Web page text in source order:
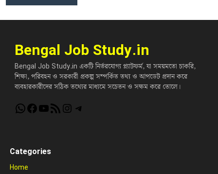
Bengal Job Study.in
Bengal Job Study.in একটি নির্ভরযোগ্য প্ল্যাটফর্ম, যা সময়মতো চাকরি,
শিক্ষা, পরিবহন ও সরকারী প্রকল্প সম্পর্কিত তথ্য ও আপডেট প্রদান করে
ব্যবহারকারীদের সঠিক তথ্যের মাধ্যমে সচেতন ও সক্ষম করে তোলে।
WhatsApp
Facebook
YouTube
RSS FeedInstagram
Telegram
Categories
Home